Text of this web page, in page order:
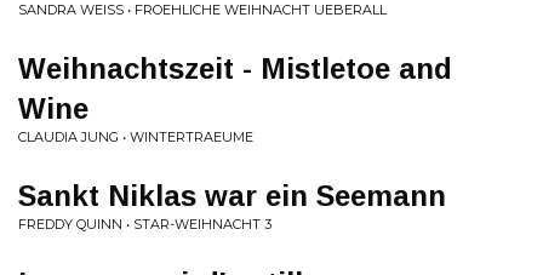
SANDRA WEISS • FROEHLICHE WEIHNACHT UEBERALL
Weihnachtszeit - Mistletoe and
Wine
CLAUDIA JUNG • WINTERTRAEUME
Sankt Niklas war ein Seemann
FREDDY QUINN • STAR-WEIHNACHT 3